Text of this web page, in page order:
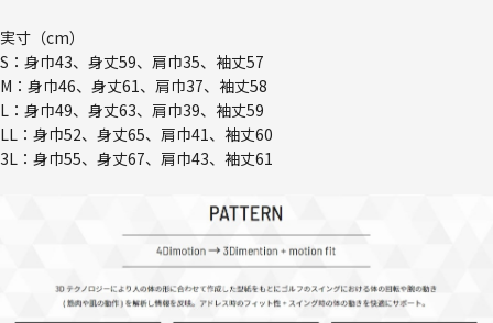
実寸（cm）
S：身巾43、身丈59、肩巾35、袖丈57
M：身巾46、身丈61、肩巾37、袖丈58
L：身巾49、身丈63、肩巾39、袖丈59
LL：身巾52、身丈65、肩巾41、袖丈60
3L：身巾55、身丈67、肩巾43、袖丈61